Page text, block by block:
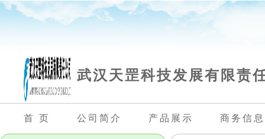
武汉天罡科技发展有限责
首 页 公司简介 产品展示 商务信息